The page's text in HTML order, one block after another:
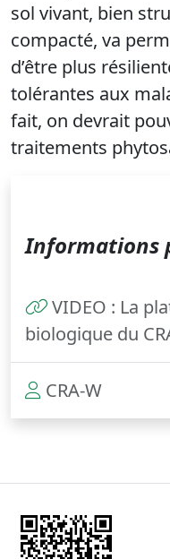
sol vivant, bien
compacté, va
d’être plus
tolérantes aux
fait, on devrait
traitements
Informations
VIDEO : La
biologique du
CRA-W